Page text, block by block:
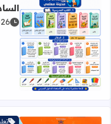
اقرأ المزيد عن
السادس